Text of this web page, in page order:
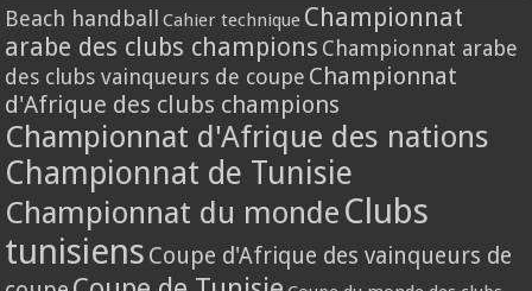
Beach handball Cahier technique Championnat
arabe des clubs champions Championnat arabe
des clubs vainqueurs de coupe Championnat
d'Afrique des clubs champions
Championnat d'Afrique des nations
Championnat de Tunisie
Championnat du monde Clubs
tunisiens Coupe d'Afrique des vainqueurs de